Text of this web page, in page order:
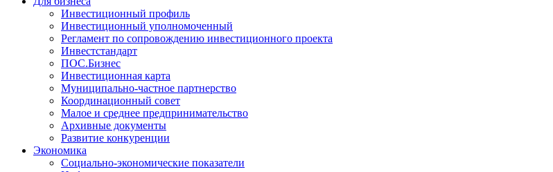
Инвестиционный профиль
Инвестиционный уполномоченный
Регламент по сопровождению инвестиционного проекта
Инвестстандарт
ПОС.Бизнес
Инвестиционная карта
Муниципально-частное партнерство
Координационный совет
Малое и среднее предпринимательство
Архивные документы
Развитие конкуренции
Экономика
Социально-экономические показатели